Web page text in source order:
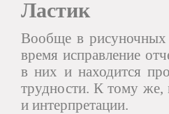
Ластик
Вообще в рисуночных
время исправление
в них и находится
трудности. К тому же,
и интерпретации.